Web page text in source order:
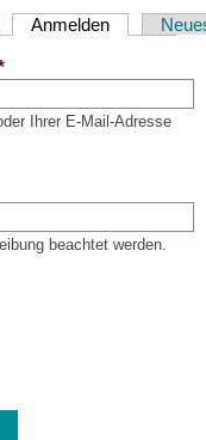
Anmelden(aktiver
Ihrer E-Mail-Adresse
beachtet werden.
ein menschlicher